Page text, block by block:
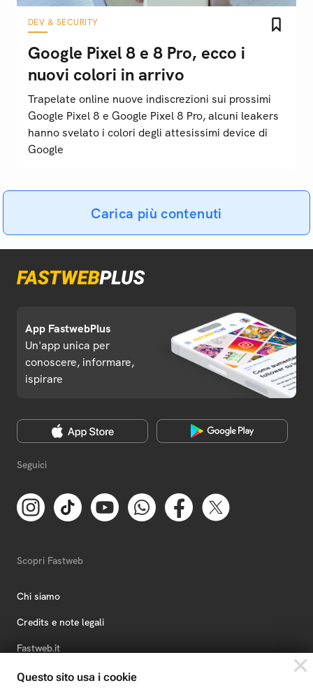
DEV & SECURITY
Google Pixel 8 e 8 Pro, ecco i
nuovi colori in arrivo
Trapelate online nuove indiscrezioni sui prossimi
Google Pixel 8 e Google Pixel 8 Pro, alcuni leakers
hanno svelato i colori degli attesissimi device di
Google
Carica più contenuti
App FastwebPlus
Un'app unica per
conoscere, informare,
ispirare
Seguici
Scopri Fastweb
Chi siamo
Credits e note legali
Fastweb.it
Formazione